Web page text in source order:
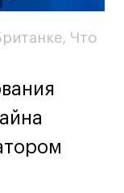
, Что